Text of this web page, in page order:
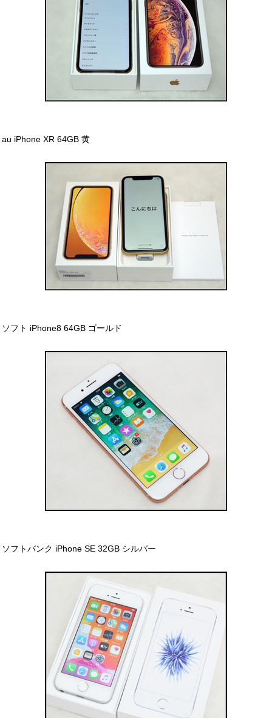
au iPhone XR 64GB 黄
ソフト iPhone8 64GB ゴールド
ソフトバンク iPhone SE 32GB シルバー